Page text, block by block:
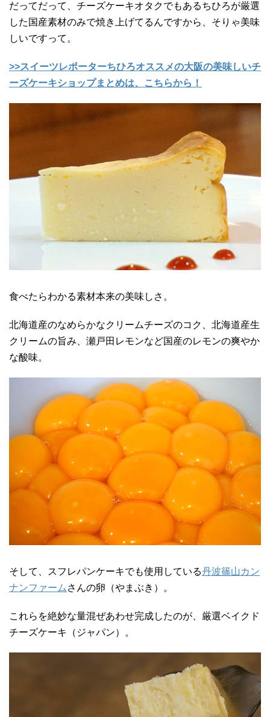
だってだって、チーズケーキオタクでもあるちひろが厳選
した国産素材のみで焼き上げてるんですから、そりゃ美味
しいですって。
>>スイーツレポーターちひろオススメの大阪の美味しいチ
ーズケーキショップまとめは、こちらから！
食べたらわかる素材本来の美味しさ。
北海道産のなめらかなクリームチーズのコク、北海道産生
クリームの旨み、瀬戸田レモンなど国産のレモンの爽やか
な酸味。
そして、スフレパンケーキでも使用している丹波篠山カン
ナンファーム さんの卵（やまぶき）。
これらを絶妙な量混ぜあわせ完成したのが、厳選ベイクド
チーズケーキ（ジャパン）。